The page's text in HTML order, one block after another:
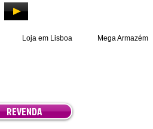
Loja em Lisboa Mega Armazém
REVENDA